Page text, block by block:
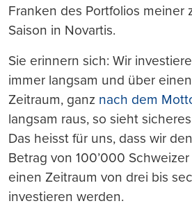
Franken des Portfolios meiner
Saison in Novartis.
Sie erinnern sich: Wir
immer langsam und über
Zeitraum, ganz nach dem
langsam raus, so sieht
Das heisst für uns, dass wir
Betrag von 100’000
einen Zeitraum von drei bis
investieren werden.